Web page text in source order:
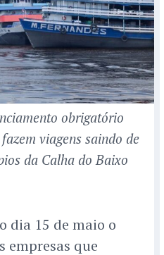
obrigatório
viagens saindo de
da Calha do Baixo
dia 15 de maio o
empresas que